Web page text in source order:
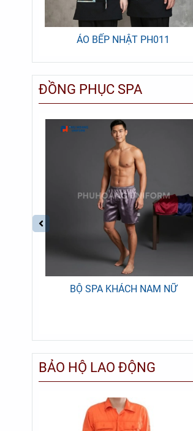
ÁO BẾP NHẬT PH011
ĐỒNG PHỤC SPA
BỘ SPA KHÁCH NAM NỮ
BẢO HỘ LAO ĐỘNG